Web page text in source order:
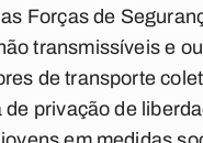
Forças de
transmissíveis e
de transporte
privação de